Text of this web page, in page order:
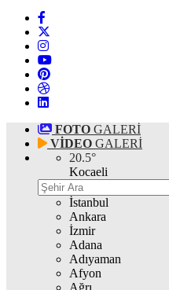
FOTO GALERİ
VİDEO GALERİ
20.5°
Kocaeli
İstanbul
Ankara
İzmir
Adana
Adıyaman
Afyon
Ağrı